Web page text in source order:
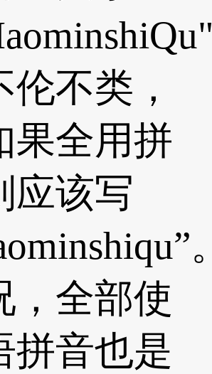
不类，
果全用拼
应该写
，全部使
拼音也是